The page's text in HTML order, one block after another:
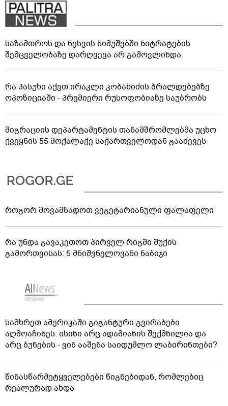
საზამთროს და ნესვის ნიმუშებში ნიტრატების
შემცველობაზე დარღვევა არ გამოვლინდა
რა პასუხი აქვთ ირაკლი კობახიძის ბრალდებებზე
ოპოზიციაში - პრემიერი რუსოფობიაზე საუბრობს
მიგრაციის დეპარტამენტის თანამშრომლებმა უცხო
ქვეყნის 55 მოქალაქე საქართველოდან გააძევეს
როგორ მოვამზადოთ ვეგეტარიანული ფალაფელი
რა უნდა გავაკეთოთ პირველ რიგში შუქის
გამორთვისას: 5 მნიშვნელოვანი ნაბიჯი
სამხრეთ ამერიკაში გიგანტური გვირაბები
აღმოაჩინეს: ისინი არც ადამიანის შექმნილია და
არც ბუნების - ვინ ააშენა საიდუმლო ლაბირინთები?
წინასწარმეტყველებები წიგნებიდან, რომლებიც
რეალურად ახდა